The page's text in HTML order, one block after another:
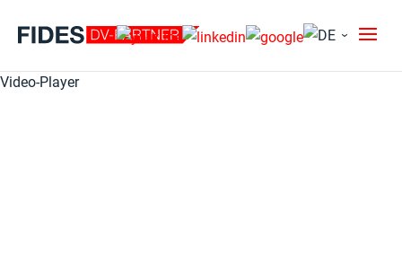
Video-Player